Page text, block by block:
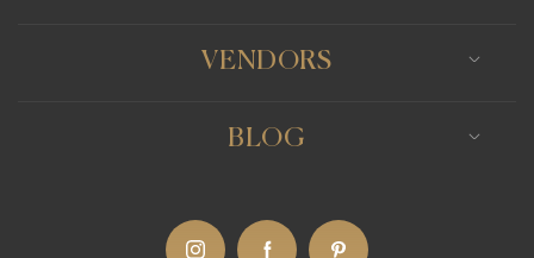
VENDORS
BLOG